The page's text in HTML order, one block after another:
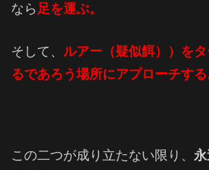
なら 足を運ぶ。
そして、 ルアー（疑似餌））を
るであろう場所にアプローチする
この二つが成り立たない限り、